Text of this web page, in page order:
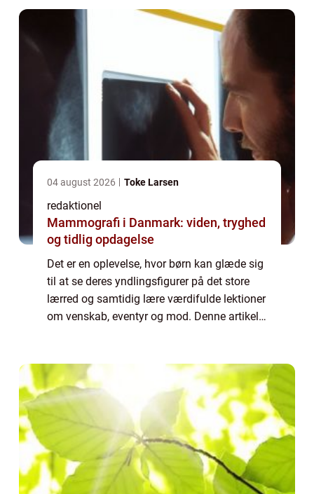
04 august 2026 Toke Larsen
redaktionel
Mammografi i Danmark: viden, tryghed
og tidlig opdagelse
Det er en oplevelse, hvor børn kan glæde sig
til at se deres yndlingsfigurer på det store
lærred og samtidig lære værdifulde lektioner
om venskab, eventyr og mod. Denne artikel